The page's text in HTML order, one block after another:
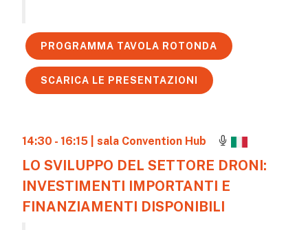
PROGRAMMA TAVOLA ROTONDA
SCARICA LE PRESENTAZIONI
14:30 - 16:15 | sala Convention Hub
LO SVILUPPO DEL SETTORE DRONI:
INVESTIMENTI IMPORTANTI E
FINANZIAMENTI DISPONIBILI